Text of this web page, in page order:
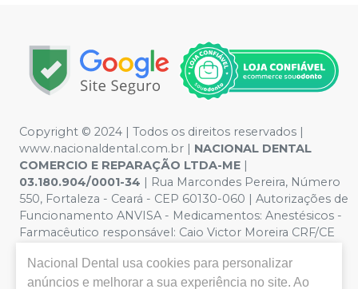
Copyright © 2024 | Todos os direitos reservados |
www.nacionaldental.com.br | NACIONAL DENTAL
COMERCIO E REPARAÇÃO LTDA-ME |
03.180.904/0001-34 | Rua Marcondes Pereira, Número
550, Fortaleza - Ceará - CEP 60130-060 | Autorizações de
Funcionamento ANVISA - Medicamentos: Anestésicos -
Farmacêutico responsável: Caio Victor Moreira CRF/CE
meramente ilustrativas - Os preços e condições da loja
virtual estão sujeitos a alterações. Em caso de
Nacional Dental usa cookies para personalizar
anúncios e melhorar a sua experiência no site. Ao